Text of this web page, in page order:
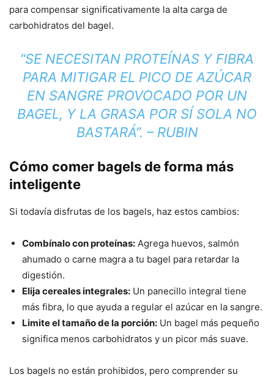
para compensar significativamente la alta carga de
carbohidratos del bagel.
“SE NECESITAN PROTEÍNAS Y FIBRA
PARA MITIGAR EL PICO DE AZÚCAR
EN SANGRE PROVOCADO POR UN
BAGEL, Y LA GRASA POR SÍ SOLA NO
BASTARÁ”. – RUBIN
Cómo comer bagels de forma más
inteligente
Si todavía disfrutas de los bagels, haz estos cambios:
Combínalo con proteínas: Agrega huevos, salmón
ahumado o carne magra a tu bagel para retardar la
digestión.
Elija cereales integrales: Un panecillo integral tiene
más fibra, lo que ayuda a regular el azúcar en la sangre.
Limite el tamaño de la porción: Un bagel más pequeño
significa menos carbohidratos y un picor más suave.
Los bagels no están prohibidos, pero comprender su